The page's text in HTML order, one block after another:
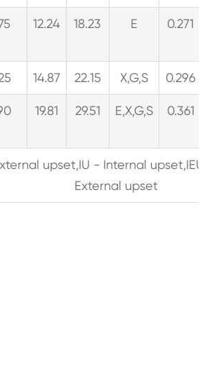
12.24 18.23 E 0.271
14.87 22.15 X,G,S 0.296
19.81 29.51 E,X,G,S 0.361
upset,IU - Internal
External upset